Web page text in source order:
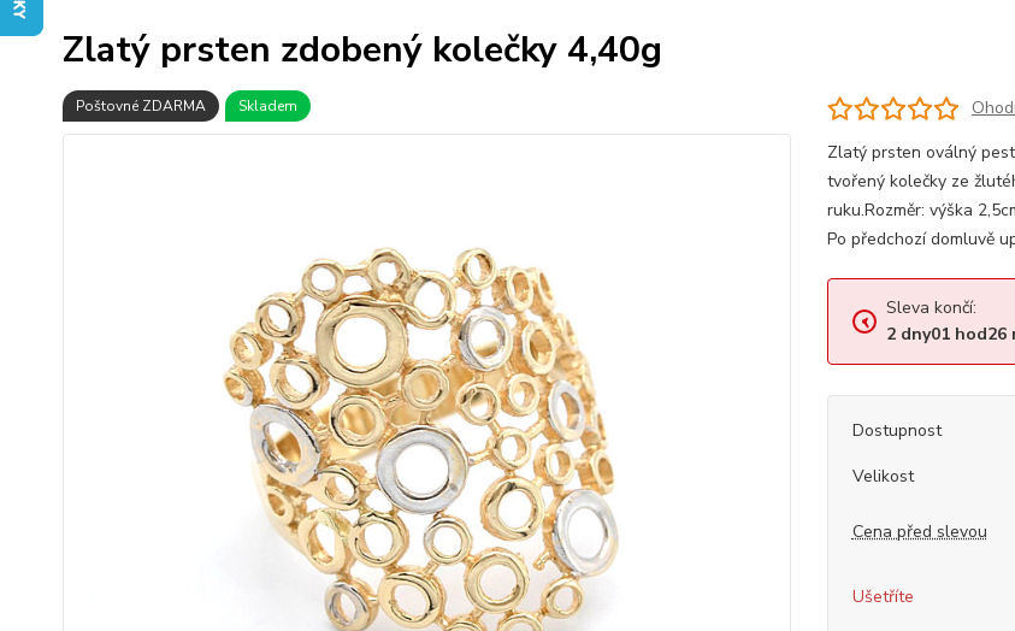
Zlatý prsten zdobený kolečky 4,40g
Poštovné ZDARMA Skladem
Zlatý prsten oválný
tvořený kolečky ze
ruku.Rozměr: výška
Po předchozí domluvě
Sleva končí:
2 dny01hod26
Dostupnost
Velikost
Cena před slevou
Ušetříte